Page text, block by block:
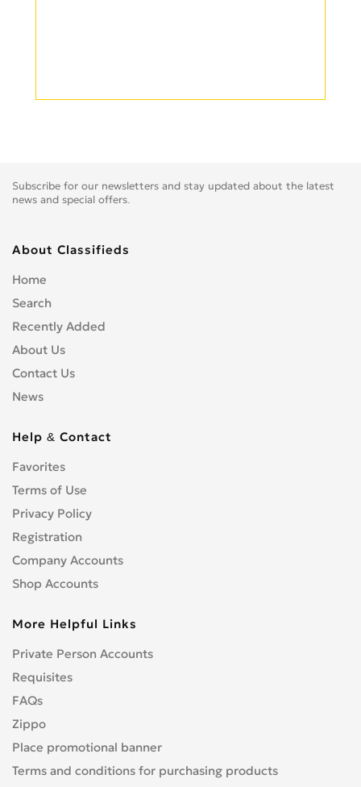
Subscribe for our newsletters and stay updated about the latest
news and special offers.
About Classifieds
Home
Search
Recently Added
About Us
Contact Us
News
Help & Contact
Favorites
Terms of Use
Privacy Policy
Registration
Company Accounts
Shop Accounts
More Helpful Links
Private Person Accounts
Requisites
FAQs
Zippo
Place promotional banner
Terms and conditions for purchasing products